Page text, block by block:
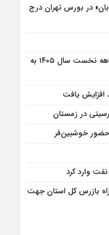
در بورس تهران درج
رشد عملکرد شرکت های روانکار در سه ماهه نخست سال ۱۴۰۵ به
یافت
در زمستان
حضور خوشبین‌فر
بازرس كل استان جهت